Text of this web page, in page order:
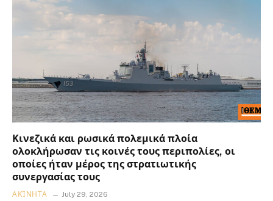
Κινεζικά και ρωσικά πολεμικά πλοία
ολοκλήρωσαν τις κοινές τους περιπολίες, οι
οποίες ήταν μέρος της στρατιωτικής
συνεργασίας τους
ΑΚΊΝΗΤΑ July 29, 2026